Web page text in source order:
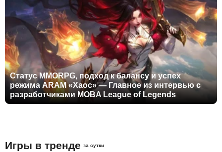
Статус MMORPG, подход к балансу и успех
режима ARAM «Хаос» — Главное из интервью с
разработчиками MOBA League of Legends
Игры в тренде за сутки